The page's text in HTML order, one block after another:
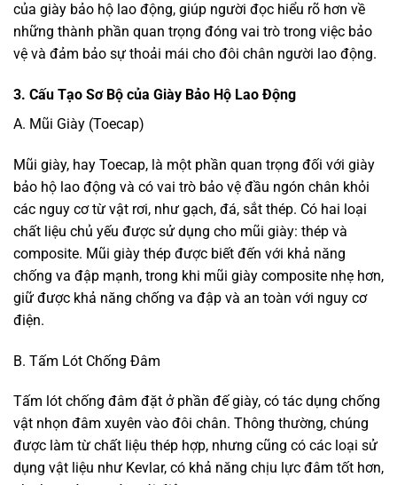
của giày bảo hộ lao động, giúp người đọc hiểu rõ hơn về
những thành phần quan trọng đóng vai trò trong việc bảo
vệ và đảm bảo sự thoải mái cho đôi chân người lao động.
3. Cấu Tạo Sơ Bộ của Giày Bảo Hộ Lao Động
A. Mũi Giày (Toecap)
Mũi giày, hay Toecap, là một phần quan trọng đối với giày
bảo hộ lao động và có vai trò bảo vệ đầu ngón chân khỏi
các nguy cơ từ vật rơi, như gạch, đá, sắt thép. Có hai loại
chất liệu chủ yếu được sử dụng cho mũi giày: thép và
composite. Mũi giày thép được biết đến với khả năng
chống va đập mạnh, trong khi mũi giày composite nhẹ hơn,
giữ được khả năng chống va đập và an toàn với nguy cơ
điện.
B. Tấm Lót Chống Đâm
Tấm lót chống đâm đặt ở phần đế giày, có tác dụng chống
vật nhọn đâm xuyên vào đôi chân. Thông thường, chúng
được làm từ chất liệu thép hợp, nhưng cũng có các loại sử
dụng vật liệu như Kevlar, có khả năng chịu lực đâm tốt hơn,